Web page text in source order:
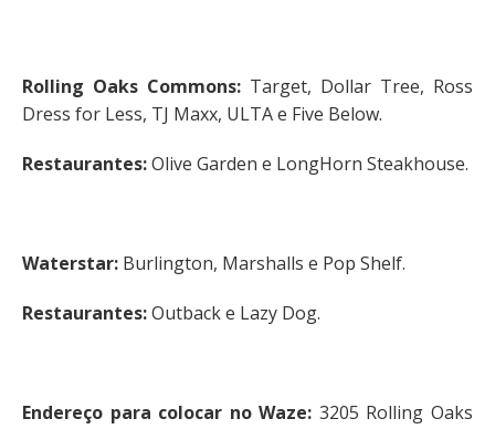
Rolling Oaks Commons: Target, Dollar Tree, Ross
Dress for Less, TJ Maxx, ULTA e Five Below.
Restaurantes:Olive Garden e LongHorn Steakhouse.
Waterstar: Burlington, Marshalls e Pop Shelf.
Restaurantes:Outback e Lazy Dog.
Endereço para colocar no Waze: 3205 Rolling Oaks